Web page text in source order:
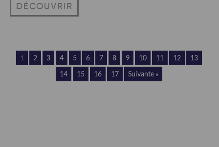
DÉCOUVRIR
1 2 3 4 5 6 7 8 9 10 11 12
13
14
15 16 17 Suivante »